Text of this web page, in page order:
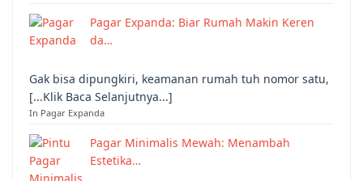
Pagar Expanda: Biar Rumah Makin Keren
da…
Gak bisa dipungkiri, keamanan rumah tuh nomor satu,
[...Klik Baca Selanjutnya...]
In Pagar Expanda
Pagar Minimalis Mewah: Menambah
Estetika…